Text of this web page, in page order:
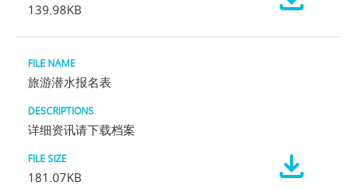
139.98KB
旅游潜水报名表
详细资讯请下载档案
181.07KB